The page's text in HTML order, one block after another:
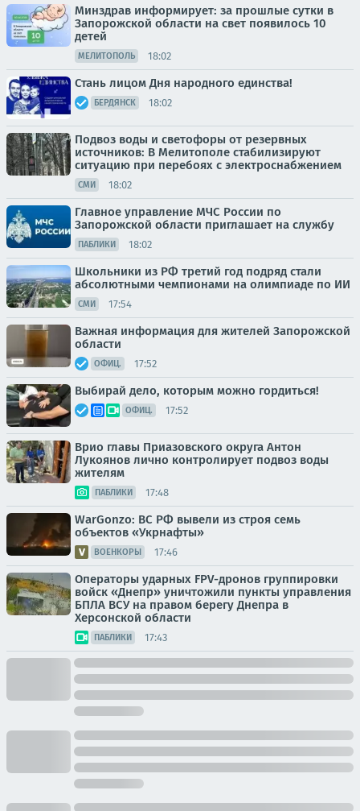
Минздрав информирует: за прошлые сутки в
Запорожской области на свет появилось 10
детей
МЕЛИТОПОЛЬ 18:02
Стань лицом Дня народного единства!
БЕРДЯНСК 18:02
Подвоз воды и светофоры от резервных
источников: В Мелитополе стабилизируют
ситуацию при перебоях с электроснабжением
СМИ 18:02
Главное управление МЧС России по
Запорожской области приглашает на службу
ПАБЛИКИ 18:02
Школьники из РФ третий год подряд стали
абсолютными чемпионами на олимпиаде по ИИ
СМИ 17:54
Важная информация для жителей Запорожской
области
ОФИЦ. 17:52
Выбирай дело, которым можно гордиться!
ОФИЦ. 17:52
Врио главы Приазовского округа Антон
Лукоянов лично контролирует подвоз воды
жителям
ПАБЛИКИ 17:48
WarGonzo: ВС РФ вывели из строя семь
объектов «Укрнафты»
ВОЕНКОРЫ 17:46
Операторы ударных FPV-дронов группировки
войск «Днепр» уничтожили пункты управления
БПЛА ВСУ на правом берегу Днепра в
Херсонской области
ПАБЛИКИ 17:43